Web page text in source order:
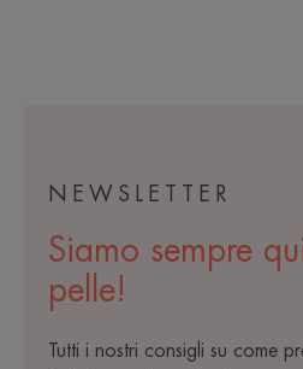
NEWSLETTER
Siamo sempre
pelle!
Tutti i nostri consigli su come